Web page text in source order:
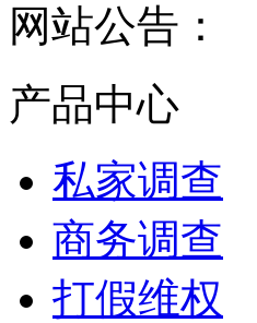
网站公告：
产品中心
私家调查
商务调查
打假维权